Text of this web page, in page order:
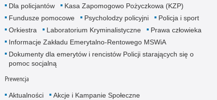
Dla policjantów
Kasa Zapomogowo Pożyczkowa (KZP)
Fundusze pomocowe
Psycholodzy policyjni
Policja i sport
Orkiestra
Laboratorium Kryminalistyczne
Prawa człowieka
Informacje Zakładu Emerytalno-Rentowego MSWiA
Dokumenty dla emerytów i rencistów Policji starających się o
pomoc socjalną
Prewencja
Aktualności
Akcje i Kampanie Społeczne